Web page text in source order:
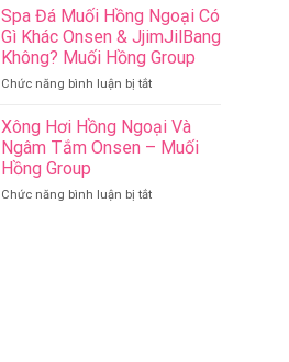
Bang
Muối
Hồng
Group
Nẵng
Muối
Hồng
Group
Nên
Thay
Đổi
Spa
Trị
Thành
Spa
Jjim
Spa Đá Muối Hồng Ngoại Có
Gì Khác Onsen & JjimJilBang
Không? Muối Hồng Group
Chức năng bình luận bị tắtở
Đá
Muối
Hồng
Có
Xông Hơi Hồng Ngoại Và
Ngâm Tắm Onsen – Muối
Hồng Group
Chức năng bình luận bị tắtở